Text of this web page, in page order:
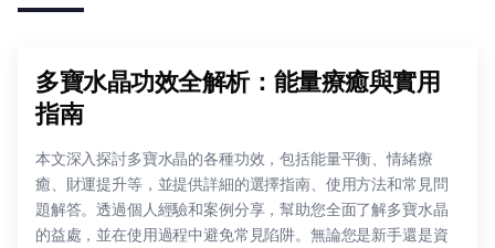
多寶水晶功效全解析：能量療癒與實用
指南
本文深入探討多寶水晶的各種功效，包括能量平衡、情緒療
癒、財運提升等，並提供詳細的選擇指南、使用方法和常見問
題解答。透過個人經驗和案例分享，幫助您全面了解多寶水晶
的益處，並在使用過程中避免常見陷阱。無論您是新手還是資